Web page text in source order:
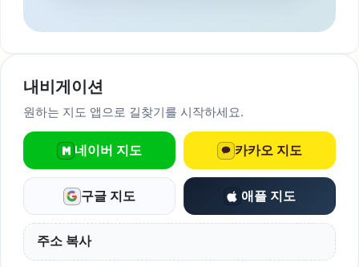
내비게이션
원하는 지도 앱으로 길찾기를 시작하세요.
네이버 지도 카카오 지도
구글 지도 애플 지도
주소 복사